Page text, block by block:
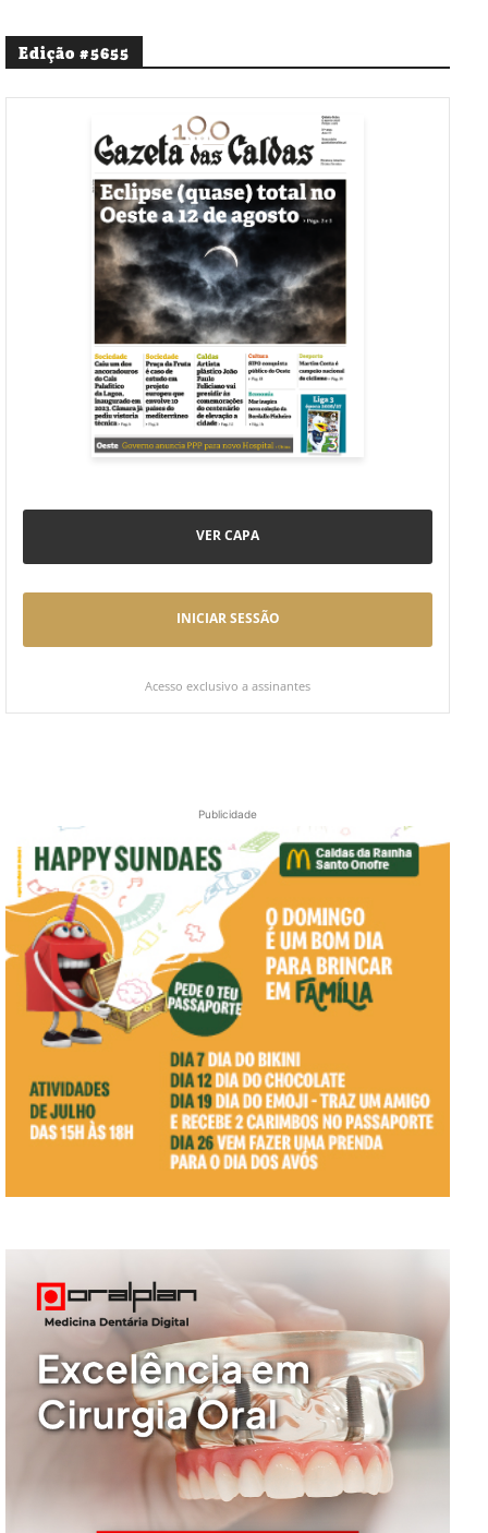
Edição #5655
VER CAPA
INICIAR SESSÃO
Acesso exclusivo a assinantes
Publicidade